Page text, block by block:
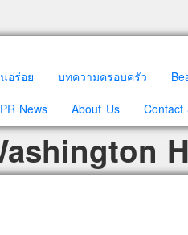
อร่อย บทความครอบครัว
News About Us Contact